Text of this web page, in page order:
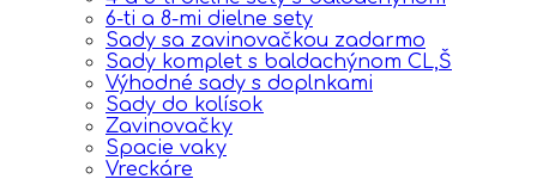
6-ti a 8-mi dielne sety
Sady sa zavinovačkou zadarmo
Sady komplet s baldachýnom CL,Š
Výhodné sady s doplnkami
Sady do kolísok
Zavinovačky
Spacie vaky
Vreckáre